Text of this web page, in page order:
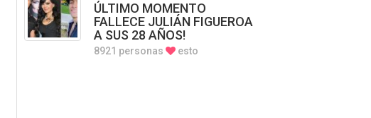
ÚLTIMO MOMENTO
FALLECE JULIÁN FIGUEROA
A SUS 28 AÑOS!
8921 personas esto